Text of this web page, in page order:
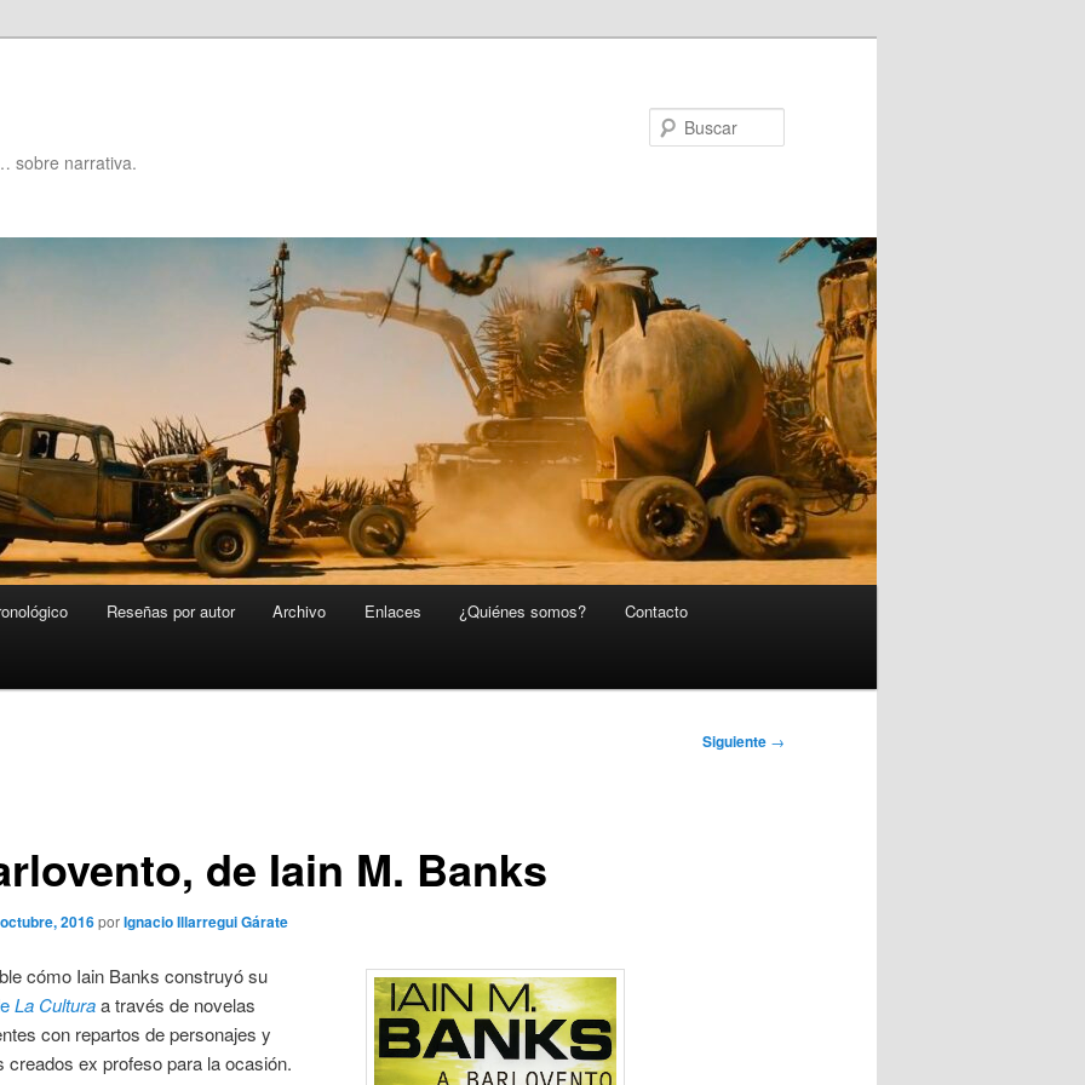
sobre narrativa.
Reseñas por autor Archivo Enlaces ¿Quiénes somos? Contacto
Siguiente →
de Iain M. Banks
2016porIgnacio Illarregui Gárate
cómo Iain Banks construyó su
La Culturaa través de novelas
con repartos de personajes y
creados ex profeso para la ocasión.